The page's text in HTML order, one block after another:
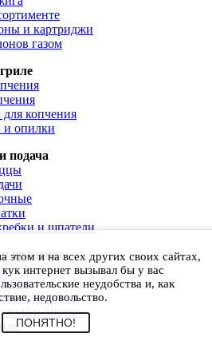
и картриджи
газом
копчения
и опилки
подача
и шпатели
хранение
и чистки
этом и на всех других своих сайтах,
интернет вызывал бы у вас
неудобства и, как
недовольство.
ПОНЯТНО!